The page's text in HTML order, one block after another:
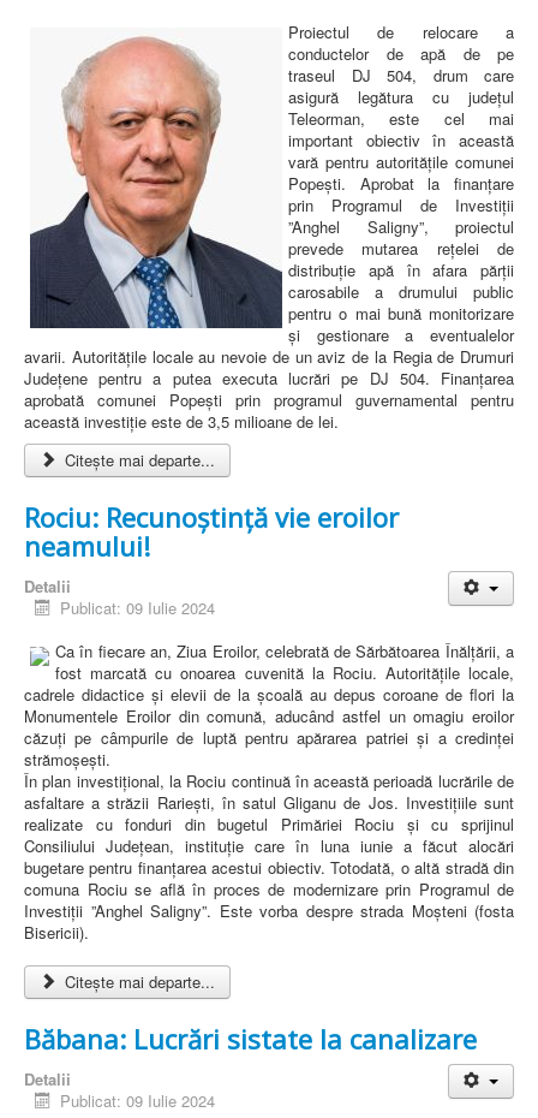
Proiectul de relocare a
conductelor de apă de pe
traseul DJ 504, drum care
asigură legătura cu județul
Teleorman, este cel mai
important obiectiv în această
vară pentru autoritățile comunei
Popești. Aprobat la finanțare
prin Programul de Investiții
”Anghel Saligny”, proiectul
prevede mutarea rețelei de
distribuție apă în afara părții
carosabile a drumului public
pentru o mai bună monitorizare
și gestionare a eventualelor
avarii. Autoritățile locale au nevoie de un aviz de la Regia de Drumuri
Județene pentru a putea executa lucrări pe DJ 504. Finanțarea
aprobată comunei Popești prin programul guvernamental pentru
această investiție este de 3,5 milioane de lei.
Citește mai departe...
Rociu: Recunoștință vie eroilor
neamului!
Detalii
Publicat: 09 Iulie 2024
Ca în fiecare an, Ziua Eroilor, celebrată de Sărbătoarea Înălțării, a
fost marcată cu onoarea cuvenită la Rociu. Autoritățile locale,
cadrele didactice și elevii de la școală au depus coroane de flori la
Monumentele Eroilor din comună, aducând astfel un omagiu eroilor
căzuți pe câmpurile de luptă pentru apărarea patriei și a credinței
strămoșești.
În plan investițional, la Rociu continuă în această perioadă lucrările de
asfaltare a străzii Rariești, în satul Gliganu de Jos. Investițiile sunt
realizate cu fonduri din bugetul Primăriei Rociu și cu sprijinul
Consiliului Județean, instituție care în luna iunie a făcut alocări
bugetare pentru finanțarea acestui obiectiv. Totodată, o altă stradă din
comuna Rociu se află în proces de modernizare prin Programul de
Investiții ”Anghel Saligny”. Este vorba despre strada Moșteni (fosta
Bisericii).
Citește mai departe...
Băbana: Lucrări sistate la canalizare
Detalii
Publicat: 09 Iulie 2024